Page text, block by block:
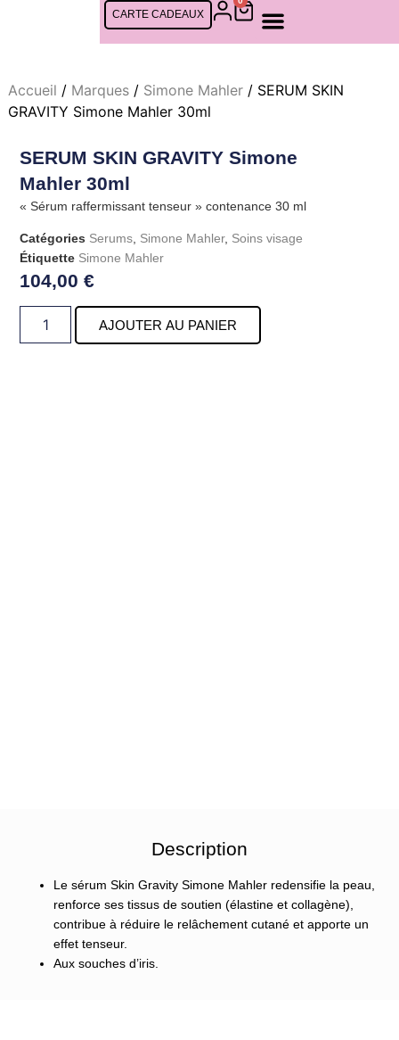
CARTE CADEAUX
Accueil / Marques/ Simone Mahler/ SERUM SKIN
GRAVITY Simone Mahler 30ml
SERUM SKIN GRAVITY Simone
Mahler 30ml
« Sérum raffermissant tenseur » contenance 30 ml
Catégories Serums Simone Mahler, Soins visage
Étiquette Simone Mahler
104,00€
AJOUTER AU PANIER
Description
Le sérum Skin Gravity Simone Mahler redensifie la peau,
renforce ses tissus de soutien (élastine et collagène),
contribue à réduire le relâchement cutané et apporte un
effet tenseur.
Aux souches d’iris.